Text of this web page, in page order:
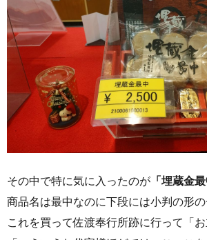
その中で特に気に入ったのが 「埋蔵金最
商品名は最中なのに下段には小判の形の
これを買って佐渡奉行所跡に行って「お